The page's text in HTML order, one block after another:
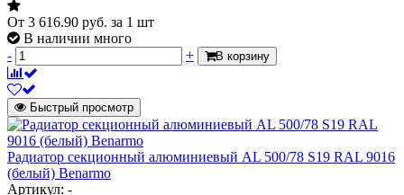
От 3 616.90 руб. за 1 шт
В наличии много
-
+ В корзину
Быстрый просмотр
Радиатор секционный алюминиевый AL 500/78 S19 RAL 9016
(белый) Benarmo
Артикул: -